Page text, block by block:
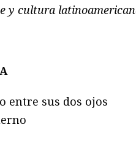
y cultura
entre sus dos ojos